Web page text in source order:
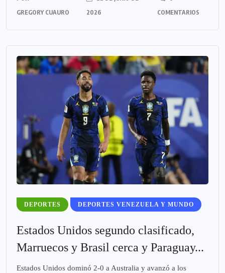
GREGORY CUAURO
2026
COMENTARIOS
DEPORTES DEPORTES VENEZUELA Y MUNDO
Estados Unidos segundo clasificado,
Marruecos y Brasil cerca y Paraguay...
Estados Unidos dominó 2-0 a Australia y avanzó a los